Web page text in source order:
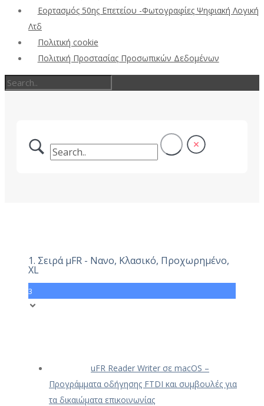
Εορτασμός 50ης Επετείου -Φωτογραφίες Ψηφιακή Λογική
Λτδ
Πολιτική cookie
Πολιτική Προστασίας Προσωπικών Δεδομένων
1. Σειρά μFR - Νανο, Κλασικό, Προχωρημένο,
XL
3
uFR Reader Writer σε macOS –
Προγράμματα οδήγησης FTDI και συμβουλές για
τα δικαιώματα επικοινωνίας